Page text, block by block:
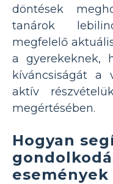
döntések
tanárok
megfelelő
a gyerekeknek,
kíváncsiságát a
aktív
megértésében.
Hogyan